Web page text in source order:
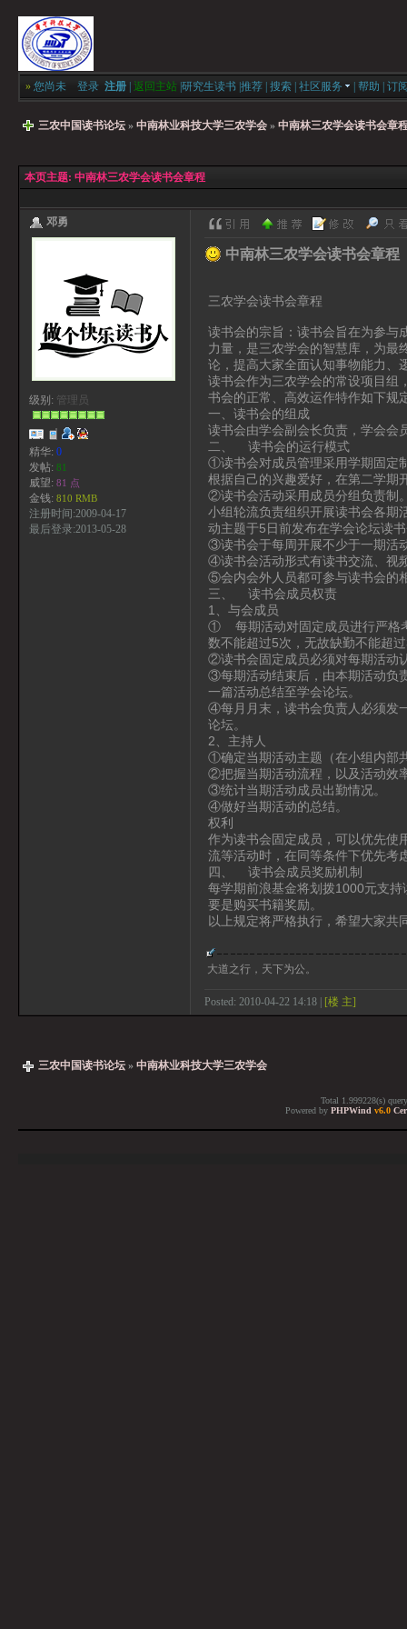
» 您尚未 登录 注册 返回主站 研究生读书 推荐 搜索 社区服务 帮助 订
三农中国读书论坛 » 中南林业科技大学三农学会 » 中南林三农学会读书会章
本页主题: 中南林三农学会读书会章程
邓勇
级别: 管理员
精华: 0
发帖: 81
威望: 81 点
金钱: 810 RMB
注册时间:2009-04-17
最后登录:2013-05-28
中南林三农学会读书会章程
三农学会读书会章程
读书会的宗旨：读书会旨在为参与
力量，是三农学会的智慧库，为
论，提高大家全面认知事物能力、
读书会作为三农学会的常设项目组
书会的正常、高效运作特作如下规
一、读书会的组成
读书会由学会副会长负责，学会会
二、 读书会的运行模式
①读书会对成员管理采用学期固定
根据自己的兴趣爱好，在第二学期
②读书会活动采用成员分组负责制
小组轮流负责组织开展读书会各期
动主题于5日前发布在学会论坛读
③读书会于每周开展不少于一期活
④读书会活动形式有读书交流、视
⑤会内会外人员都可参与读书会的
三、 读书会成员权责
1、与会成员
① 每期活动对固定成员进行严格
数不能超过5次，无故缺勤不能超
②读书会固定成员必须对每期活动
③每期活动结束后，由本期活动负
一篇活动总结至学会论坛。
④每月月末，读书会负责人必须发
论坛。
2、主持人
①确定当期活动主题（在小组内部
②把握当期活动流程，以及活动效
③统计当期活动成员出勤情况。
④做好当期活动的总结。
权利
作为读书会固定成员，可以优先使
流等活动时，在同等条件下优先考
四、 读书会成员奖励机制
每学期前浪基金将划拨1000元支
要是购买书籍奖励。
以上规定将严格执行，希望大家共
大道之行，天下为公。
Posted: 2010-04-22 14:18 | [楼 主]
三农中国读书论坛 » 中南林业科技大学三农学会
Total 1.999228(s)
Powered by PHPWind v6.0